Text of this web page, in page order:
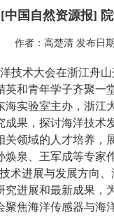
[中国自然资源报]
作者：高楚清 发布日
技术大会在浙江舟
英和青年学子齐聚一
海实验室主办，浙江
成果，探讨海洋技
领域的人才培养，
焕泉、王军成等专家
术进展与发展方向
进展和最新成果，
聚焦海洋传感器与海